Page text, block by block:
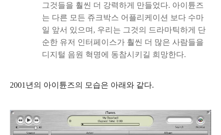
그것들을 훨씬 더 강력하게 만들었다. 아이튠즈
는 다른 모든 쥬크박스 어플리케이션 보다 수마
일 앞서 있으며, 우리는 그것의 드라마틱하게 단
순한 유저 인터페이스가 훨씬 더 많은 사람들을
디지털 음원 혁명에 동참시키길 희망한다.
2001년의 아이튠즈의 모습은 아래와 같다.